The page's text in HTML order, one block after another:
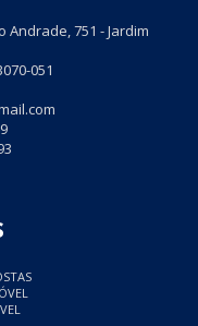
751 - Jardim
051